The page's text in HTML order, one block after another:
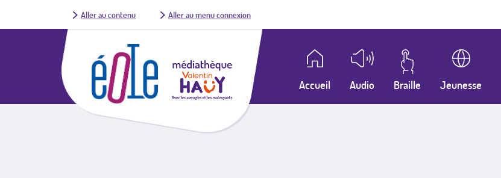
Aller au contenu Aller au menu connexion
Accueil Audio Braille Jeunesse